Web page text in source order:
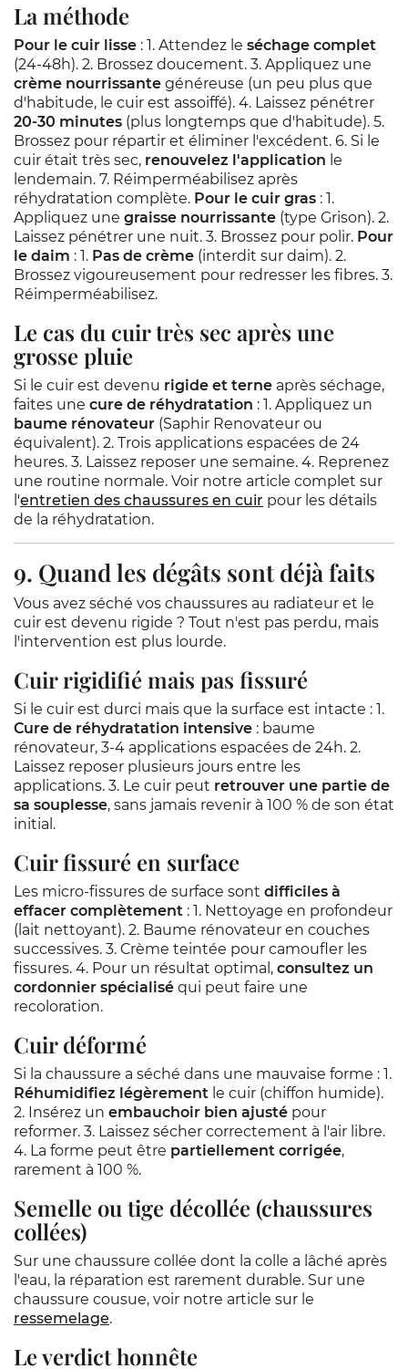
La méthode
Pour le cuir lisse : 1. Attendez le séchage complet
(24-48h). 2. Brossez doucement. 3. Appliquez une
crème nourrissante généreuse (un peu plus que
d'habitude, le cuir est assoiffé). 4. Laissez pénétrer
20-30 minutes (plus longtemps que d'habitude). 5.
Brossez pour répartir et éliminer l'excédent. 6. Si le
cuir était très sec, renouvelez l'application le
lendemain. 7. Réimperméabilisez après
réhydratation complète. Pour le cuir gras : 1.
Appliquez une graisse nourrissante (type Grison). 2.
Laissez pénétrer une nuit. 3. Brossez pour polir. Pour
le daim : 1. Pas de crème (interdit sur daim). 2.
Brossez vigoureusement pour redresser les fibres. 3.
Réimperméabilisez.
Le cas du cuir très sec après une
grosse pluie
Si le cuir est devenu rigide et terne après séchage,
faites une cure de réhydratation : 1. Appliquez un
baume rénovateur (Saphir Renovateur ou
équivalent). 2. Trois applications espacées de 24
heures. 3. Laissez reposer une semaine. 4. Reprenez
une routine normale. Voir notre article complet sur
l'entretien des chaussures en cuir pour les détails
de la réhydratation.
9. Quand les dégâts sont déjà faits
Vous avez séché vos chaussures au radiateur et le
cuir est devenu rigide ? Tout n'est pas perdu, mais
l'intervention est plus lourde.
Cuir rigidifié mais pas fissuré
Si le cuir est durci mais que la surface est intacte : 1.
Cure de réhydratation intensive : baume
rénovateur, 3-4 applications espacées de 24h. 2.
Laissez reposer plusieurs jours entre les
applications. 3. Le cuir peut retrouver une partie de
sa souplesse, sans jamais revenir à 100 % de son état
initial.
Cuir fissuré en surface
Les micro-fissures de surface sont difficiles à
effacer complètement : 1. Nettoyage en profondeur
(lait nettoyant). 2. Baume rénovateur en couches
successives. 3. Crème teintée pour camoufler les
fissures. 4. Pour un résultat optimal, consultez un
cordonnier spécialisé qui peut faire une
recoloration.
Cuir déformé
Si la chaussure a séché dans une mauvaise forme : 1.
Réhumidifiez légèrement le cuir (chiffon humide).
2. Insérez un embauchoir bien ajusté pour
reformer. 3. Laissez sécher correctement à l'air libre.
4. La forme peut être partiellement corrigée,
rarement à 100 %.
Semelle ou tige décollée (chaussures
collées)
Sur une chaussure collée dont la colle a lâché après
l'eau, la réparation est rarement durable. Sur une
chaussure cousue, voir notre article sur le
ressemelage.
Le verdict honnête